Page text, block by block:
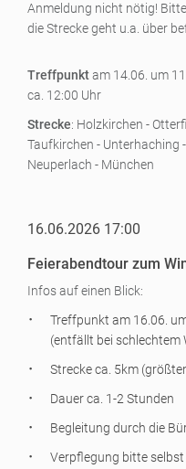
Anmeldung nicht nötig!
die Strecke geht u.a. über
Treffpunktam 14.06. um
ca. 12:00 Uhr
Strecke: Holzkirchen -
Taufkirchen - Unterhaching
Neuperlach - München
16.06.2026 17:00
Feierabendtour zum
Infos auf einen Blick:
Treffpunkt am 16.06.
(entfällt bei schlechtem
Strecke ca. 5km
Dauer ca. 1-2 Stunden
Begleitung durch die
Verpflegung bitte